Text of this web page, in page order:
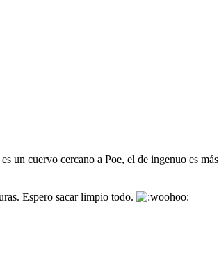
un cuervo cercano a Poe, el de ingenuo es más
Espero sacar limpio todo.